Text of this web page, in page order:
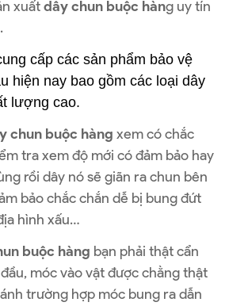
xuấtdây chun buộc hàng uy tín
cấp các sản phẩm bảo vệ
hiện nay bao gồm các loại dây
lượng cao.
chun buộc hàng xem có chắc
tra xem độ mới có đảm bảo hay
rồi dây nó sẽ giãn ra chun bên
bảo chắc chắn dễ bị bung đứt
hình xấu…
buộc hàng bạn phải thật cẩn
móc vào vật được chằng thật
trường hợp móc bung ra dẫn